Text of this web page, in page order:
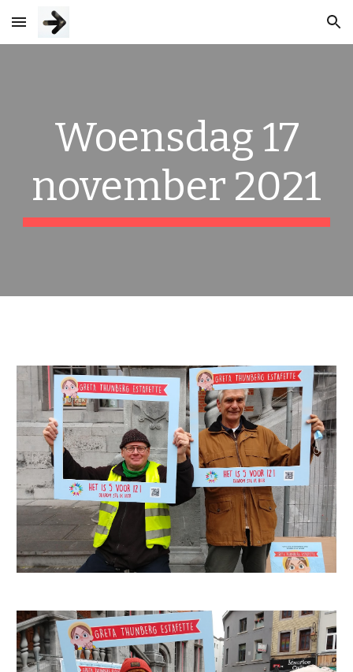
Skip to main content Skip to navigation
Woensdag 17
november 2021